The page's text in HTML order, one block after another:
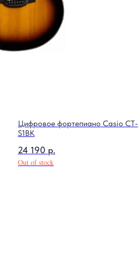
Цифровое фортепиано Casio CT-
S1BK
24 190 р.
Out of stock